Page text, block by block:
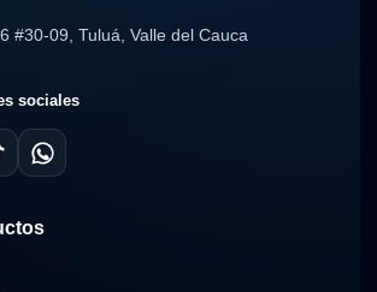
#30-09, Tuluá, Valle del Cauca
sociales